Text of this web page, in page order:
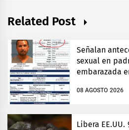
Related Post
Señalan
sexual en
embarazada
08 AGOSTO 2026
Libera